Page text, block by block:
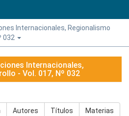
Internacionales, Regionalismo
032
Internacionales,
- Vol. 017, Nº 032
Autores Títulos Materias